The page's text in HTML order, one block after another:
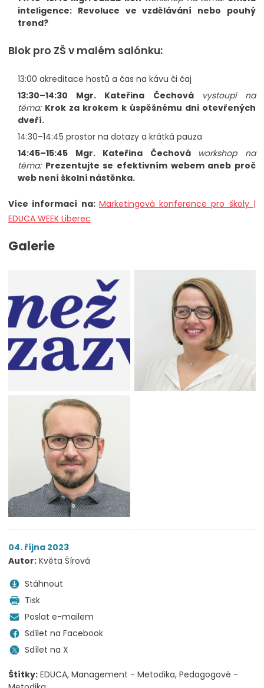
inteligence: Revoluce ve vzdělávání nebo pouhý
trend?
Blok pro ZŠ v malém salónku:
13:00 akreditace hostů a čas na kávu či čaj
13:30–14:30 Mgr. Kateřina Čechová
vystoupí na
téma: Krok za krokem k úspěšnému dni otevřených
dveří.
14:30–14:45 prostor na dotazy a krátká pauza
14:45–15:45 Mgr. Kateřina Čechová workshop na
téma: Prezentujte se efektivním webem aneb proč
web není školní nástěnka.
Více informací na: Marketingová konference pro školy |
EDUCA WEEK Liberec
Galerie
04. října 2023
Autor: Květa Šírová
Stáhnout
Tisk
Poslat e-mailem
Sdílet na Facebook
Sdílet na X
Štítky: EDUCA Management - Metodika Pedagogové -